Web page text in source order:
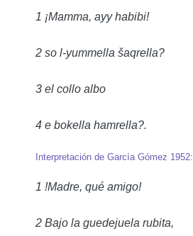
1 ¡Mamma, ayy habibi!
2 so l-yummella šaqrella?
3 el collo albo
4 e bokella hamrella?.
Interpretación de García Gómez 1952:
1 !Madre, qué amigo!
2 Bajo la guedejuela rubita,